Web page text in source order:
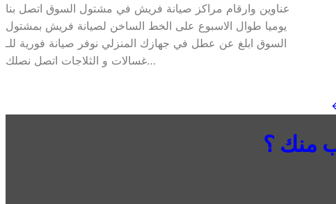
عناوين وارقام مراكز صيانة فريش في مشتول السوق اتصل بنا
يوميا طوال الاسبوع على الخط الساخن لصيانة فريش بمشتول
السوق ابلغ عن عطل في جهازك المنزلي نوفر صيانة فورية للـ
غسالات و الثلاجات اتصل نصلك…
منك ؟